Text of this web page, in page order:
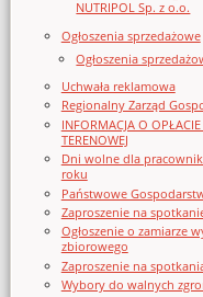
NUTRIPOL Sp. z o.o.
Ogłoszenia sprzedażowe
Ogłoszenia
Uchwała reklamowa
Regionalny Zarząd
INFORMACJA O OPŁACIE
TERENOWEJ
Dni wolne dla
roku
Państwowe
Zaproszenie na
Ogłoszenie o zamiarze
zbiorowego
Zaproszenie na
Wybory do walnych